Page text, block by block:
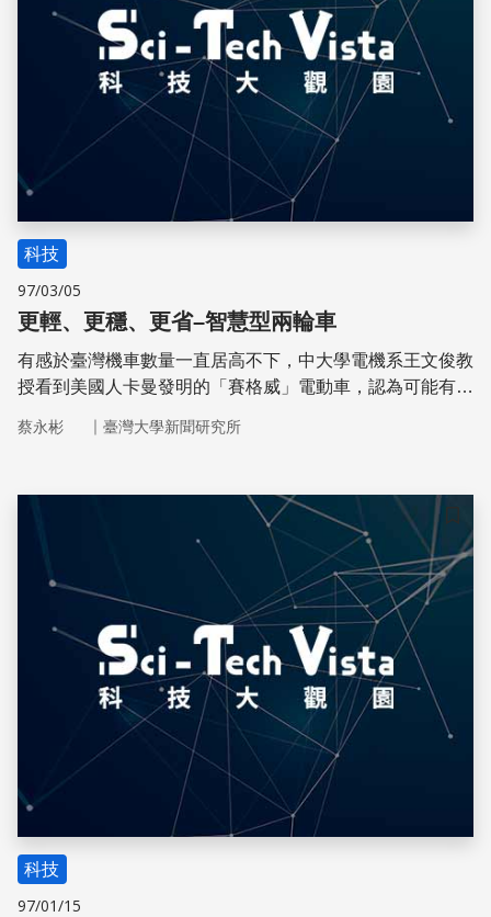
科技
97/03/05
更輕、更穩、更省–智慧型兩輪車
有感於臺灣機車數量一直居高不下，中大學電機系王文俊教
授看到美國人卡曼發明的「賽格威」電動車，認為可能有助
蔡永彬 ｜ 臺灣大學新聞研究所
儲存
科技
97/01/15